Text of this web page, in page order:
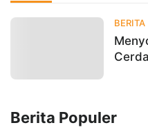
BERITA
Berita Populer